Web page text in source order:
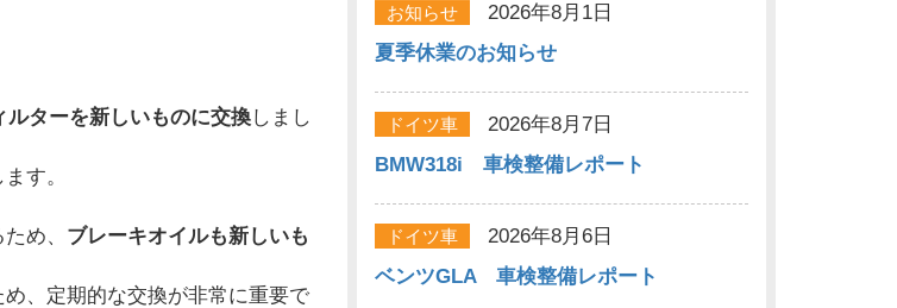
ルターを新しいものに交換しまし
す。
め、 ブレーキオイルも新しいも
、定期的な交換が非常に重要で
お知らせ
2026年8月1日
夏季休業のお知らせ
ドイツ車
2026年8月7日
BMW318i 車検整備レポート
ドイツ車
2026年8月6日
ベンツGLA 車検整備レポート